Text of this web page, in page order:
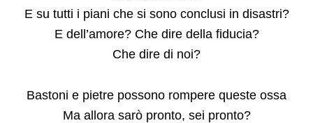
E su tutti i piani che si sono conclusi in disastri?
E dell’amore? Che dire della fiducia?
Che dire di noi?
Bastoni e pietre possono rompere queste ossa
Ma allora sarò pronto, sei pronto?